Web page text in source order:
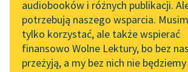
Wolne Lektury na 32.
Pol’and’Rock Festivalu
„Kochanek Lady
Chatterley” do słuchania
audiobooków i różnych publikacji.
potrzebują naszego wsparcia.
tylko korzystać, ale także wspierać
finansowo Wolne Lektury, bo bez
przeżyją, a my bez nich nie
wieczór,
spać...
Czytaj